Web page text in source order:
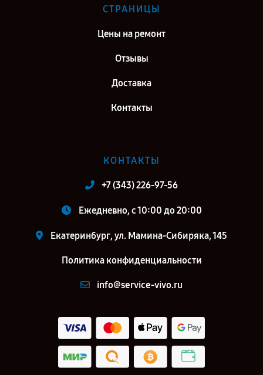
Ремонт Vivo Y1s в г. Киров
СТРАНИЦЫ
Цены на ремонт
Отзывы
Доставка
Контакты
КОНТАКТЫ
+7 (343) 226-97-56
Ежедневно, с 10:00 до 20:00
Екатеринбург, ул. Мамина-Сибиряка, 145
Политика конфиденциальности
info@service-vivo.ru